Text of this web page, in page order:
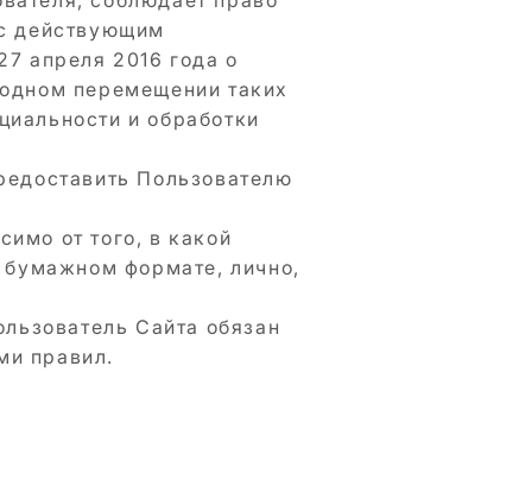
действующим
апреля 2016 года о
перемещении таких
и обработки
Пользователю
от того, в какой
бумажном формате, лично,
Сайта обязан
правил.